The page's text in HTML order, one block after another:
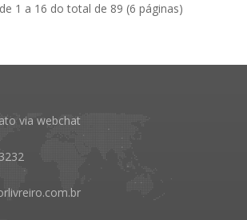
1 a 16 do total de 89 (6 páginas)
via webchat